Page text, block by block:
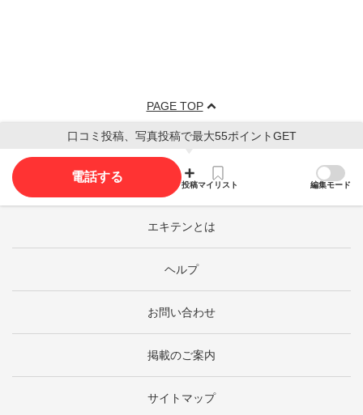
PAGE TOP
口コミ投稿、写真投稿で最大55ポイントGET
電話する
投稿マイリスト 編集モード
エキテンとは
ヘルプ
お問い合わせ
掲載のご案内
サイトマップ